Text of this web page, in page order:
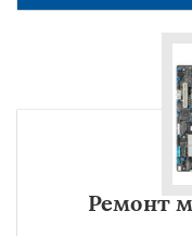
Ремонт